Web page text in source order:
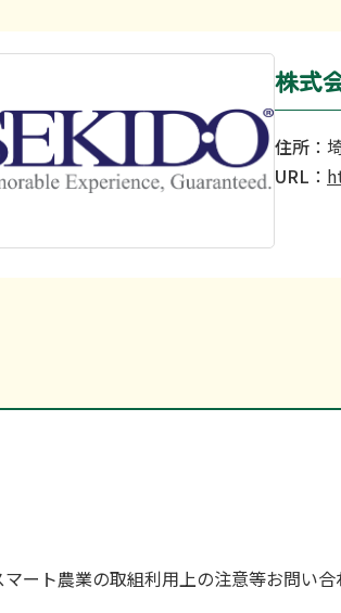
株式
住所 ：
URL ：
ート農業の取組利用上の注意等お問い合